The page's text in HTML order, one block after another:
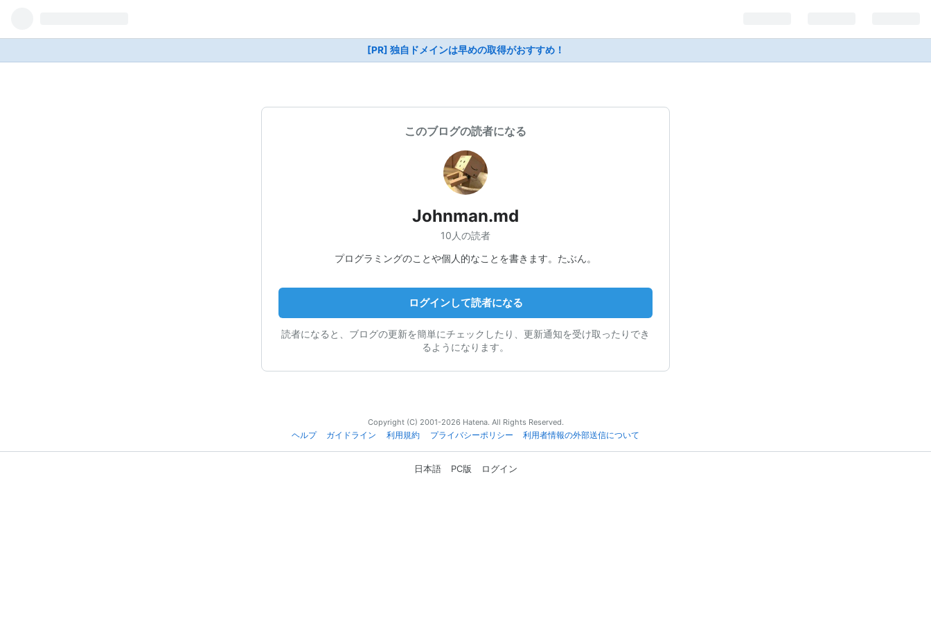
[PR] 独自ドメインは早めの取得がおすすめ！
このブログの読者になる
Johnman.md
10人の読者
プログラミングのことや個人的なことを書きます。たぶん。
ログインして読者になる
読者になると、ブログの更新を簡単にチェックしたり、更新通知を受け取ったりでき
るようになります。
Copyright (C) 2001-2026 Hatena. All Rights Reserved.
ヘルプ
ガイドライン 利用規約 プライバシーポリシー 利用者情報の外部送信について
日本語 PC版 ログイン